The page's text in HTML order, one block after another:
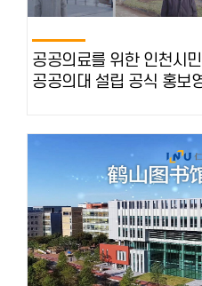
공공의료를 위한 인천시
공공의대 설립 공식 홍보